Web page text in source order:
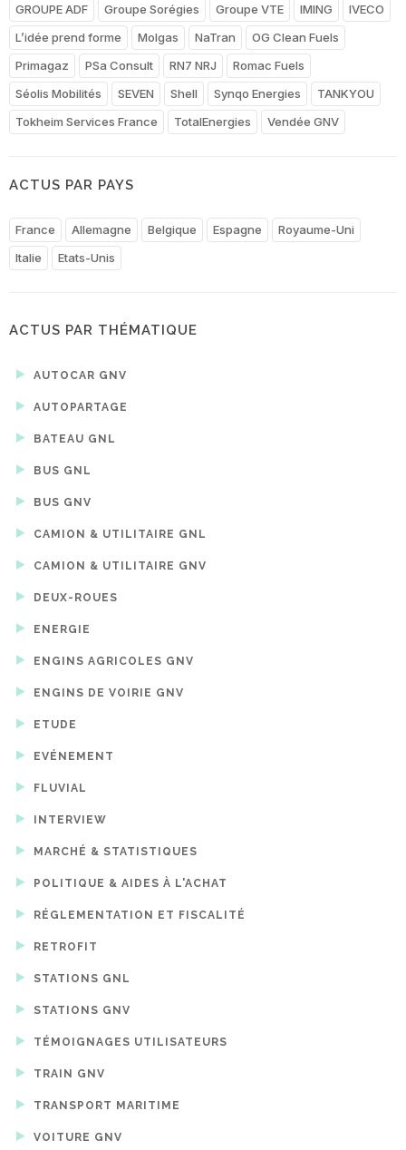
GROUPE ADF
Groupe Sorégies Groupe VTE IMING
IVECO
L’idée prend forme
Molgas NaTran
OG Clean Fuels
Primagaz
PSa Consult RN7 NRJ
Romac Fuels
Séolis Mobilités
SEVEN Shell Synqo Energies
TANKYOU
Tokheim Services France
TotalEnergies Vendée GNV
ACTUS PAR PAYS
France Allemagne Belgique Espagne
Royaume-Uni
Italie
Etats-Unis
ACTUS PAR THÉMATIQUE
AUTOCAR GNV
AUTOPARTAGE
BATEAU GNL
BUS GNL
BUS GNV
CAMION & UTILITAIRE GNL
CAMION & UTILITAIRE GNV
DEUX-ROUES
ENERGIE
ENGINS AGRICOLES GNV
ENGINS DE VOIRIE GNV
ETUDE
EVÉNEMENT
FLUVIAL
INTERVIEW
MARCHÉ & STATISTIQUES
POLITIQUE & AIDES À L'ACHAT
RÉGLEMENTATION ET FISCALITÉ
RETROFIT
STATIONS GNL
STATIONS GNV
TÉMOIGNAGES UTILISATEURS
TRAIN GNV
TRANSPORT MARITIME
VOITURE GNV